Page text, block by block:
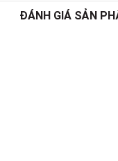
ĐÁNH GIÁ SẢN